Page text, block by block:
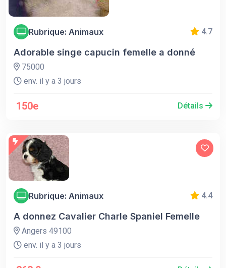
Rubrique: Animaux 4.7
Adorable singe capucin femelle a donné
75000
env. il y a 3 jours
150e Détails
Rubrique: Animaux 4.4
‎A donnez Cavalier Charle Spaniel Femelle
Angers 49100
env. il y a 3 jours